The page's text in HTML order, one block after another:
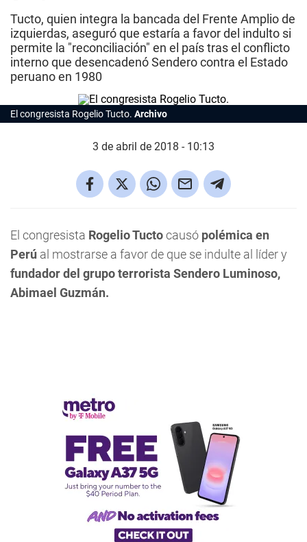
Tucto, quien integra la bancada del Frente Amplio de
izquierdas, aseguró que estaría a favor del indulto si
permite la "reconciliación" en el país tras el conflicto
interno que desencadenó Sendero contra el Estado
peruano en 1980
El congresista Rogelio Tucto. Archivo
3 de abril de 2018 - 10:13
El congresista Rogelio Tuctocausó polémica en
Perú al mostrarse a favor de que se indulte al líder y
fundador del grupo terrorista Sendero Luminoso,
Abimael Guzmán.